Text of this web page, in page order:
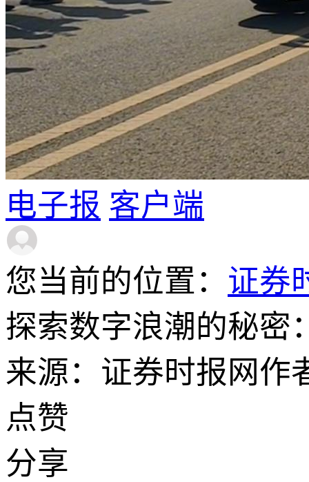
电子报 客户端
您当前的位置： 证券
探索数字浪潮的秘密
来源：证券时报网作
点赞
分享